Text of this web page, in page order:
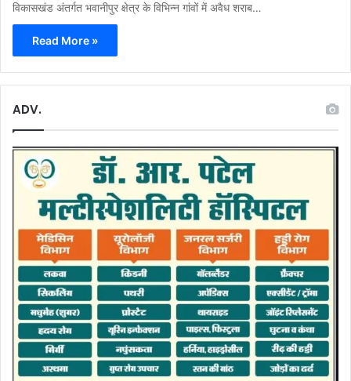
विकासखंड अंतर्गत भवानीपुर क्षेत्र के विभिन्न गांवों में अवैध शराब…
Read More »
ADV.